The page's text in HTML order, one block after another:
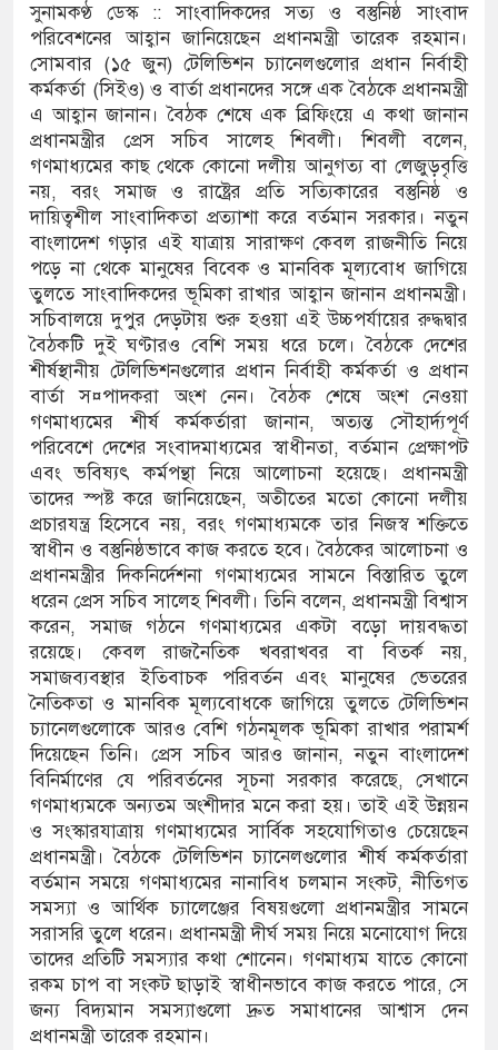
মাধ্যমিকেই
রফিকুল ইসলামের প্রতিপক্ষের সব অভিযোগ
দিবস
সংকট চুলা জ্বলে না, পাম্পে দীর্ঘ লাইন
নিয়েছে দালাল চক্র
সম্প্রসারিত প্রশাসনিক ভবনের উদ্বোধন
তৎপরতা চালানোর মুরোদ আওয়ামী লীগের নেই :
আইনে মামলা: নাদের, পলিন, রিপন-
আসামি
ইলেক্ট্রনিক বুথ ও সেল্ফ সার্ভিস সেন্টারের উদ্বোধন
জেলা প্রশাসন
সুনামকণ্ঠ ডেস্ক :: সাংবাদিকদের সত্য ও বস্তুনিষ্ঠ সাংবাদ
পরিবেশনের আহ্বান জানিয়েছেন প্রধানমন্ত্রী তারেক রহমান।
সোমবার (১৫ জুন) টেলিভিশন চ্যানেলগুলোর প্রধান নির্বাহী
কর্মকর্তা (সিইও) ও বার্তা প্রধানদের সঙ্গে এক বৈঠকে প্রধানমন্ত্রী
এ আহ্বান জানান। বৈঠক শেষে এক ব্রিফিংয়ে এ কথা জানান
প্রধানমন্ত্রীর প্রেস সচিব সালেহ শিবলী। শিবলী বলেন,
গণমাধ্যমের কাছ থেকে কোনো দলীয় আনুগত্য বা লেজুড়বৃত্তি
নয়, বরং সমাজ ও রাষ্ট্রের প্রতি সত্যিকারের বস্তুনিষ্ঠ ও
দায়িত্বশীল সাংবাদিকতা প্রত্যাশা করে বর্তমান সরকার। নতুন
বাংলাদেশ গড়ার এই যাত্রায় সারাক্ষণ কেবল রাজনীতি নিয়ে
পড়ে না থেকে মানুষের বিবেক ও মানবিক মূল্যবোধ জাগিয়ে
তুলতে সাংবাদিকদের ভূমিকা রাখার আহ্বান জানান প্রধানমন্ত্রী।
সচিবালয়ে দুপুর দেড়টায় শুরু হওয়া এই উচ্চপর্যায়ের রুদ্ধদ্বার
বৈঠকটি দুই ঘণ্টারও বেশি সময় ধরে চলে। বৈঠকে দেশের
শীর্ষস্থানীয় টেলিভিশনগুলোর প্রধান নির্বাহী কর্মকর্তা ও প্রধান
বার্তা স¤পাদকরা অংশ নেন। বৈঠক শেষে অংশ নেওয়া
গণমাধ্যমের শীর্ষ কর্মকর্তারা জানান, অত্যন্ত সৌহার্দ্যপূর্ণ
পরিবেশে দেশের সংবাদমাধ্যমের স্বাধীনতা, বর্তমান প্রেক্ষাপট
এবং ভবিষ্যৎ কর্মপন্থা নিয়ে আলোচনা হয়েছে। প্রধানমন্ত্রী
তাদের স্পষ্ট করে জানিয়েছেন, অতীতের মতো কোনো দলীয়
প্রচারযন্ত্র হিসেবে নয়, বরং গণমাধ্যমকে তার নিজস্ব শক্তিতে
স্বাধীন ও বস্তুনিষ্ঠভাবে কাজ করতে হবে। বৈঠকের আলোচনা ও
প্রধানমন্ত্রীর দিকনির্দেশনা গণমাধ্যমের সামনে বিস্তারিত তুলে
ধরেন প্রেস সচিব সালেহ শিবলী। তিনি বলেন, প্রধানমন্ত্রী বিশ্বাস
করেন, সমাজ গঠনে গণমাধ্যমের একটা বড়ো দায়বদ্ধতা
রয়েছে। কেবল রাজনৈতিক খবরাখবর বা বিতর্ক নয়,
সমাজব্যবস্থার ইতিবাচক পরিবর্তন এবং মানুষের ভেতরের
নৈতিকতা ও মানবিক মূল্যবোধকে জাগিয়ে তুলতে টেলিভিশন
চ্যানেলগুলোকে আরও বেশি গঠনমূলক ভূমিকা রাখার পরামর্শ
দিয়েছেন তিনি। প্রেস সচিব আরও জানান, নতুন বাংলাদেশ
বিনির্মাণের যে পরিবর্তনের সূচনা সরকার করেছে, সেখানে
গণমাধ্যমকে অন্যতম অংশীদার মনে করা হয়। তাই এই উন্নয়ন
ও সংস্কারযাত্রায় গণমাধ্যমের সার্বিক সহযোগিতাও চেয়েছেন
প্রধানমন্ত্রী। বৈঠকে টেলিভিশন চ্যানেলগুলোর শীর্ষ কর্মকর্তারা
বর্তমান সময়ে গণমাধ্যমের নানাবিধ চলমান সংকট, নীতিগত
সমস্যা ও আর্থিক চ্যালেঞ্জের বিষয়গুলো প্রধানমন্ত্রীর সামনে
সরাসরি তুলে ধরেন। প্রধানমন্ত্রী দীর্ঘ সময় নিয়ে মনোযোগ দিয়ে
তাদের প্রতিটি সমস্যার কথা শোনেন। গণমাধ্যম যাতে কোনো
রকম চাপ বা সংকট ছাড়াই স্বাধীনভাবে কাজ করতে পারে, সে
জন্য বিদ্যমান সমস্যাগুলো দ্রুত সমাধানের আশ্বাস দেন
প্রধানমন্ত্রী তারেক রহমান।